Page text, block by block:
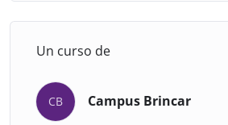
Dra. Natalia
magistranda
Un curso de
CB Campus Brincar